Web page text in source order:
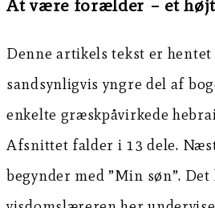
At være forælder – et højt
Denne artikels tekst er
sandsynligvis yngre del af
enkelte græskpåvirkede
Afsnittet falder i 13 dele.
begynder med ”Min søn”. Det